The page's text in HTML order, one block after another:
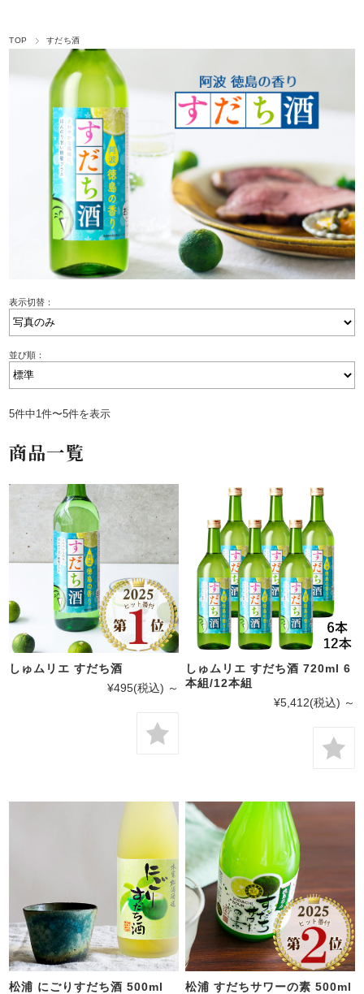
TOP すだち酒
表示切替：
並び順：
5件中1件〜5件を表示
商品一覧
しゅムリエ すだち酒
¥495(税込) ～
しゅムリエ すだち酒 720ml 6
本組/12本組
¥5,412(税込) ～
松浦 にごりすだち酒 500ml
松浦 すだちサワーの素 500ml